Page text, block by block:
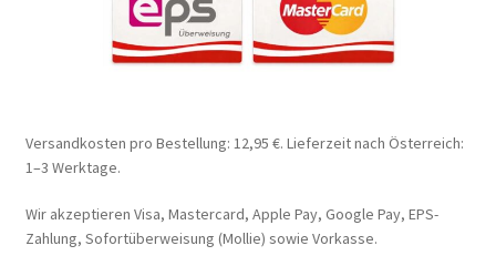
Versandkosten pro Bestellung: 12,95 €. Lieferzeit nach Österreich:
1–3 Werktage.
Wir akzeptieren Visa, Mastercard, Apple Pay, Google Pay, EPS-
Zahlung, Sofortüberweisung (Mollie) sowie Vorkasse.